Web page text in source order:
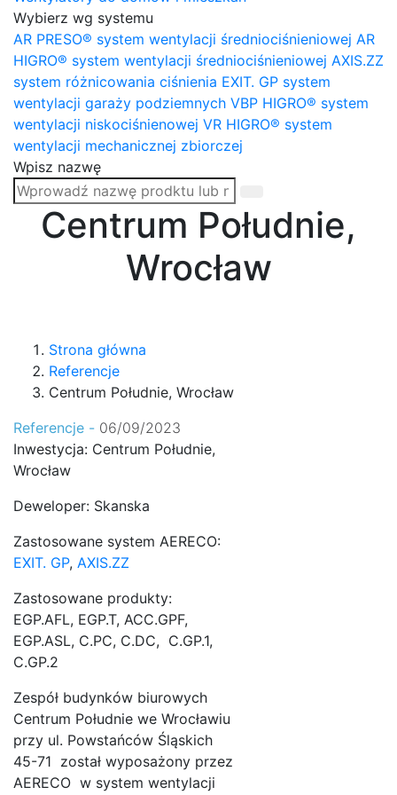
Wybierz wg systemu
AR PRESO® system wentylacji średniociśnieniowej AR
HIGRO® system wentylacji średniociśnieniowej AXIS.ZZ
system różnicowania ciśnienia EXIT. GP system
wentylacji garaży podziemnych VBP HIGRO® system
wentylacji niskociśnienowej VR HIGRO® system
wentylacji mechanicznej zbiorczej
Wpisz nazwę
Centrum Południe,
Wrocław
Strona główna
Referencje
Centrum Południe, Wrocław
Referencje - 06/09/2023
Inwestycja: Centrum Południe,
Wrocław
Deweloper: Skanska
Zastosowane system AERECO:
EXIT. GP, AXIS.ZZ
Zastosowane produkty:
EGP.AFL, EGP.T, ACC.GPF,
EGP.ASL, C.PC, C.DC, C.GP.1,
C.GP.2
Zespół budynków biurowych
Centrum Południe we Wrocławiu
przy ul. Powstańców Śląskich
45-71 został wyposażony przez
AERECO w system wentylacji